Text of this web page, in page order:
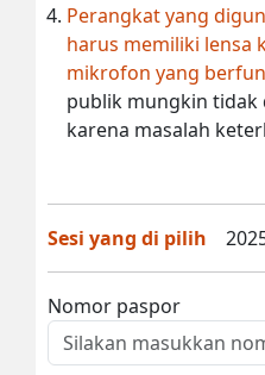
Perangkat yang
harus memiliki lensa
mikrofon yang
publik mungkin tidak
karena masalah
Sesi yang di pilih
Nomor paspor